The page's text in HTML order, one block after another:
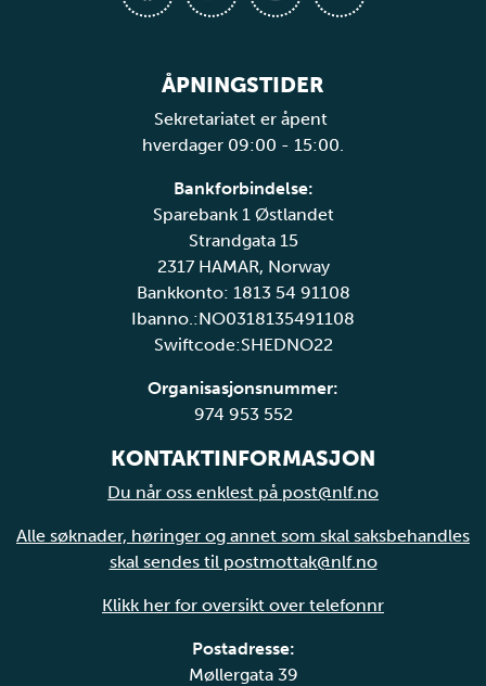
ÅPNINGSTIDER
Sekretariatet er åpent
hverdager 09:00 - 15:00.
Bankforbindelse:
Sparebank 1 Østlandet
Strandgata 15
2317 HAMAR, Norway
Bankkonto: 1813 54 91108
Ibanno.:NO0318135491108
Swiftcode:SHEDNO22
Organisasjonsnummer:
974 953 552
KONTAKTINFORMASJON
Du når oss enklest på post@nlf.no
Alle søknader, høringer og annet som skal saksbehandles
skal sendes til postmottak@nlf.no
Klikk her for oversikt over telefonnr
Postadresse:
Møllergata 39